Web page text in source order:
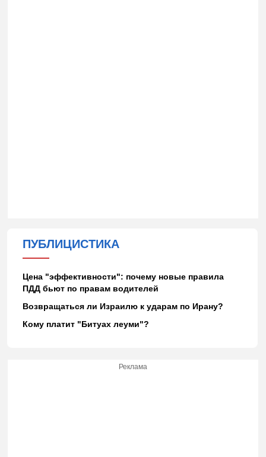
ПУБЛИЦИСТИКА
Цена "эффективности": почему новые правила
ПДД бьют по правам водителей
Возвращаться ли Израилю к ударам по Ирану?
Кому платит "Битуах леуми"?
Реклама